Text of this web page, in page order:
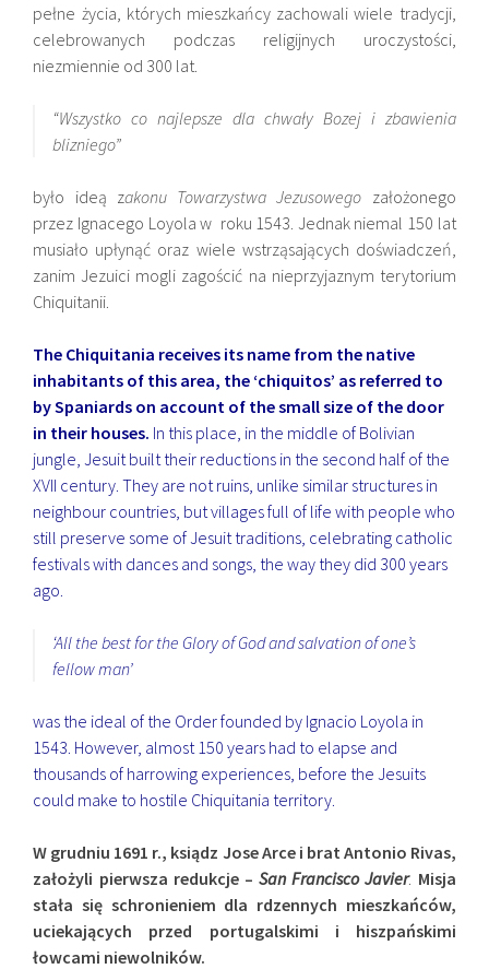
pełne życia, których mieszkańcy zachowali wiele tradycji,
celebrowanych podczas religijnych uroczystości,
niezmiennie od 300 lat.
“Wszystko co najlepsze dla chwały Bozej i zbawienia
blizniego”
było ideą zakonu Towarzystwa Jezusowego założonego
przez Ignacego Loyola w roku 1543. Jednak niemal 150 lat
musiało upłynąć oraz wiele wstrząsających doświadczeń,
zanim Jezuici mogli zagościć na nieprzyjaznym terytorium
Chiquitanii.
The Chiquitania receives its name from the native
inhabitants of this area, the ‘chiquitos’ as referred to
by Spaniards on account of the small size of the door
in their houses. In this place, in the middle of Bolivian
jungle, Jesuit built their reductions in the second half of the
XVII century. They are not ruins, unlike similar structures in
neighbour countries, but villages full of life with people who
still preserve some of Jesuit traditions, celebrating catholic
festivals with dances and songs, the way they did 300 years
ago.
‘All the best for the Glory of God and salvation of one’s
fellow man’
was the ideal of the Order founded by Ignacio Loyola in
1543. However, almost 150 years had to elapse and
thousands of harrowing experiences, before the Jesuits
could make to hostile Chiquitania territory.
W grudniu 1691 r., ksiądz Jose Arce i brat Antonio Rivas,
założyli pierwsza redukcje – San Francisco Javier. Misja
stała się schronieniem dla rdzennych mieszkańców,
uciekających przed portugalskimi i hiszpańskimi
łowcami niewolników.